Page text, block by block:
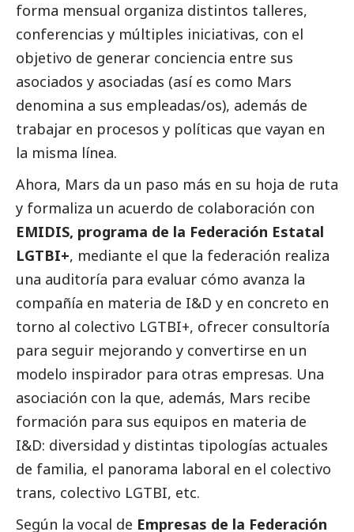
forma mensual organiza distintos talleres,
conferencias y múltiples iniciativas, con el
objetivo de generar conciencia entre sus
asociados y asociadas (así es como Mars
denomina a sus empleadas/os), además de
trabajar en procesos y políticas que vayan en
la misma línea.
Ahora, Mars da un paso más en su hoja de ruta
y formaliza un acuerdo de colaboración con
EMIDIS, programa de la Federación Estatal
LGTBI+, mediante el que la federación realiza
una auditoría para evaluar cómo avanza la
compañía en materia de I&D y en concreto en
torno al colectivo LGTBI+, ofrecer consultoría
para seguir mejorando y convertirse en un
modelo inspirador para otras empresas. Una
asociación con la que, además, Mars recibe
formación para sus equipos en materia de
I&D: diversidad y distintas tipologías actuales
de familia, el panorama laboral en el colectivo
trans, colectivo LGTBI, etc.
Según la vocal de Empresas de la Federación